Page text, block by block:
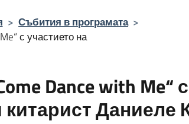
> Събития в програмата >
с участието на
Dance with Me“
китарист Даниеле